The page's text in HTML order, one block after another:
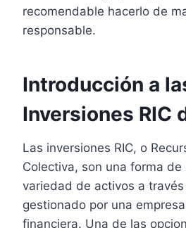
recomendable hacerlo de
responsable.
Introducción a
Inversiones RIC
Las inversiones RIC, o
Colectiva, son una forma
variedad de activos a
gestionado por una
financiera. Una de las